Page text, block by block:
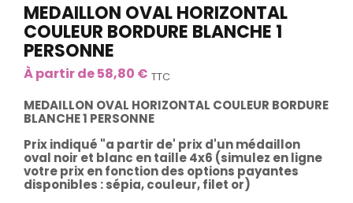
MEDAILLON OVAL HORIZONTAL
COULEUR BORDURE BLANCHE 1
PERSONNE
À partir de 58,80 € TTC
MEDAILLON OVAL HORIZONTAL COULEUR BORDURE
BLANCHE 1 PERSONNE
Prix indiqué "a partir de' prix d'un médaillon
oval noir et blanc en taille 4x6 (simulez en ligne
votre prix en fonction des options payantes
disponibles : sépia, couleur, filet or)